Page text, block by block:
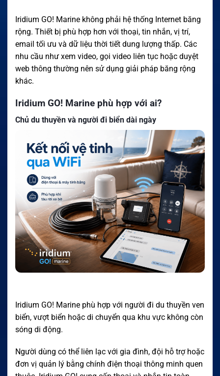
Iridium GO! Marine không phải hệ thống Internet băng
rộng. Thiết bị phù hợp hơn với thoại, tin nhắn, vị trí,
email tối ưu và dữ liệu thời tiết dung lượng thấp. Các
nhu cầu như xem video, gọi video liên tục hoặc duyệt
web thông thường nên sử dụng giải pháp băng rộng
khác.
Iridium GO! Marine phù hợp với ai?
Chủ du thuyền và người đi biển dài ngày
Iridium GO! Marine phù hợp với người đi du thuyền ven
biển, vượt biển hoặc di chuyển qua khu vực không còn
sóng di động.
Người dùng có thể liên lạc với gia đình, đội hỗ trợ hoặc
đơn vị quản lý bằng chính điện thoại thông minh quen